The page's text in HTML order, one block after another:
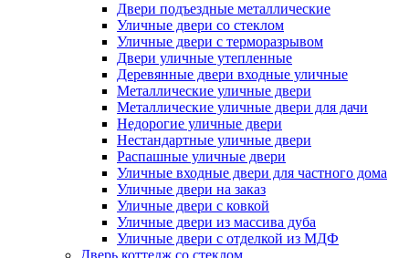
Двери подъездные металлические
Уличные двери со стеклом
Уличные двери с терморазрывом
Двери уличные утепленные
Деревянные двери входные уличные
Металлические уличные двери
Металлические уличные двери для дачи
Недорогие уличные двери
Нестандартные уличные двери
Распашные уличные двери
Уличные входные двери для частного дома
Уличные двери на заказ
Уличные двери с ковкой
Уличные двери из массива дуба
Уличные двери с отделкой из МДФ
Дверь коттедж со стеклом